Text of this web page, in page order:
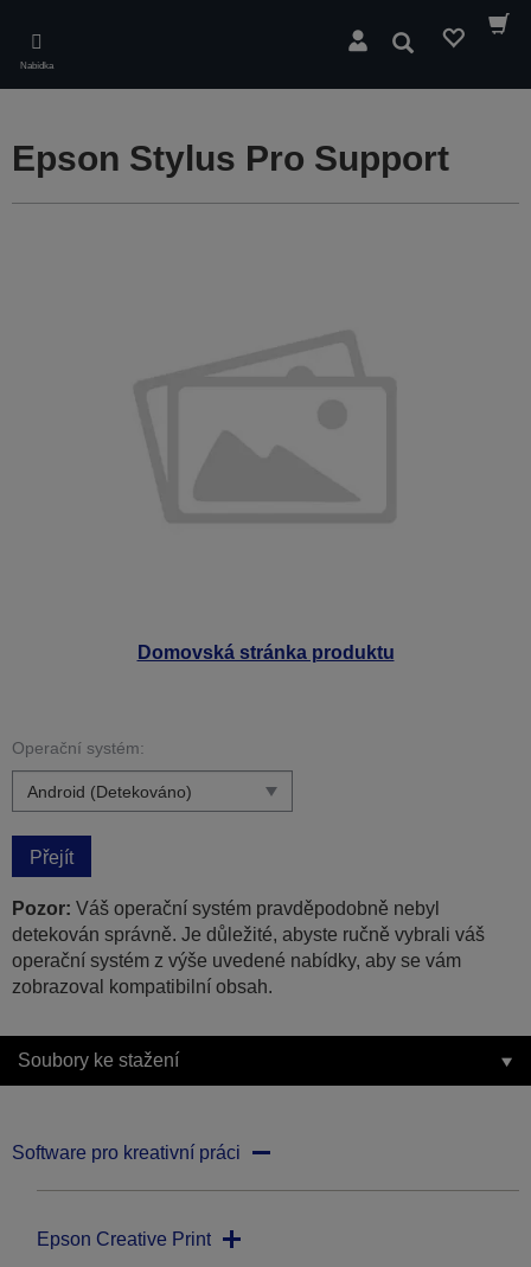
main
content
Nabídka
Hledat
Domovská stránka produktu
Epson Stylus Pro Support
Operační systém:
Přejít
Pozor: Váš operační systém pravděpodobně nebyl
detekován správně. Je důležité, abyste ručně vybrali váš
operační systém z výše uvedené nabídky, aby se vám
zobrazoval kompatibilní obsah.
Soubory ke stažení
Software pro kreativní práci
Epson Creative Print